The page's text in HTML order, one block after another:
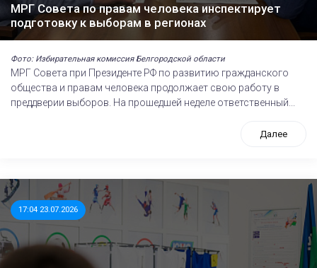
МРГ Совета по правам человека инспектирует
подготовку к выборам в регионах
Фото: Избирательная комиссия Белгородской области
МРГ Совета при Президенте РФ по развитию гражданского
общества и правам человека продолжает свою работу в
преддверии выборов. На прошедшей неделе ответственный...
Далее
17:04 23.07.2026